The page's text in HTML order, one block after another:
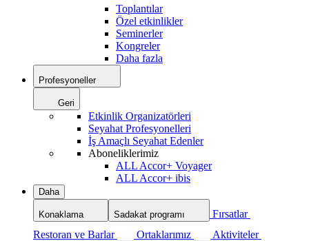
Toplantılar
Özel etkinlikler
Seminerler
Kongreler
Daha fazla
Profesyoneller
Geri
Etkinlik Organizatörleri
Seyahat Profesyonelleri
İş Amaçlı Seyahat Edenler
Aboneliklerimiz
ALL Accor+ Voyager
ALL Accor+ ibis
Daha
Konaklama Sadakat programı
Fırsatlar
Restoran ve Barlar
Ortaklarımız Aktiviteler